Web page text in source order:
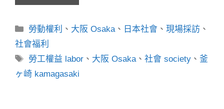
分
類
勞動權利 、 大阪 Osaka、 日本社會 、現場採訪 、
社會福利
標
籤
勞工權益 labor 、 大阪 Osaka、社會 society 、釜
ヶ崎 kamagasaki